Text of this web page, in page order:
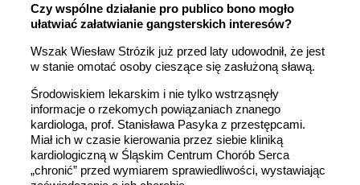
Czy wspólne działanie pro publico bono mogło
ułatwiać załatwianie gangsterskich interesów?
Wszak Wiesław Strózik już przed laty udowodnił, że jest
w stanie omotać osoby cieszące się zasłużoną sławą.
Środowiskiem lekarskim i nie tylko wstrząsnęły
informacje o rzekomych powiązaniach znanego
kardiologa, prof. Stanisława Pasyka z przestępcami.
Miał ich w czasie kierowania przez siebie kliniką
kardiologiczną w Śląskim Centrum Chorób Serca
„chronić” przed wymiarem sprawiedliwości, wystawiając